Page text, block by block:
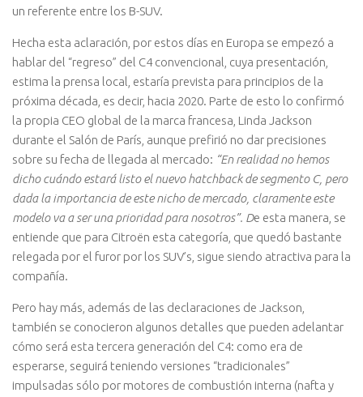
un referente entre los B-SUV.
Hecha esta aclaración, por estos días en Europa se empezó a
hablar del “regreso” del C4 convencional, cuya presentación,
estima la prensa local, estaría prevista para principios de la
próxima década, es decir, hacia 2020. Parte de esto lo confirmó
la propia CEO global de la marca francesa, Linda Jackson
durante el Salón de París, aunque prefirió no dar precisiones
sobre su fecha de llegada al mercado: “En realidad no hemos
dicho cuándo estará listo el nuevo hatchback de segmento C, pero
dada la importancia de este nicho de mercado, claramente este
modelo va a ser una prioridad para nosotros”. De esta manera, se
entiende que para Citroën esta categoría, que quedó bastante
relegada por el furor por los SUV’s, sigue siendo atractiva para la
compañía.
Pero hay más, además de las declaraciones de Jackson,
también se conocieron algunos detalles que pueden adelantar
cómo será esta tercera generación del C4: como era de
esperarse, seguirá teniendo versiones “tradicionales”
impulsadas sólo por motores de combustión interna (nafta y